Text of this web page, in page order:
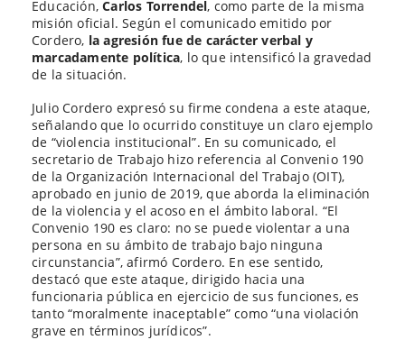
Educación,Carlos Torrendel, como parte de la misma
misión oficial. Según el comunicado emitido por
Cordero, la agresión fue de carácter verbal y
marcadamente política, lo que intensificó la gravedad
de la situación.
Julio Cordero expresó su firme condena a este ataque,
señalando que lo ocurrido constituye un claro ejemplo
de “violencia institucional”. En su comunicado, el
secretario de Trabajo hizo referencia al Convenio 190
de la Organización Internacional del Trabajo (OIT),
aprobado en junio de 2019, que aborda la eliminación
de la violencia y el acoso en el ámbito laboral. “El
Convenio 190 es claro: no se puede violentar a una
persona en su ámbito de trabajo bajo ninguna
circunstancia”, afirmó Cordero. En ese sentido,
destacó que este ataque, dirigido hacia una
funcionaria pública en ejercicio de sus funciones, es
tanto “moralmente inaceptable” como “una violación
grave en términos jurídicos”.